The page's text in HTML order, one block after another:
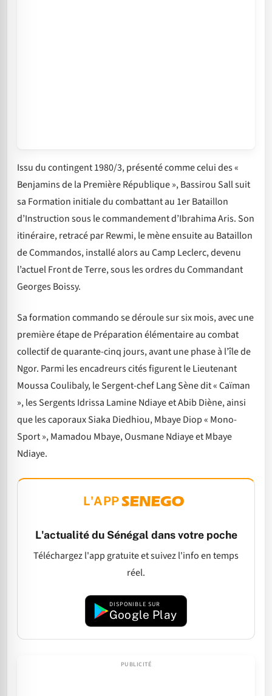
Issu du contingent 1980/3, présenté comme celui des «
Benjamins de la Première République », Bassirou Sall suit
sa Formation initiale du combattant au 1er Bataillon
d’Instruction sous le commandement d’Ibrahima Aris. Son
itinéraire, retracé par Rewmi, le mène ensuite au Bataillon
de Commandos, installé alors au Camp Leclerc, devenu
l’actuel Front de Terre, sous les ordres du Commandant
Georges Boissy.
Sa formation commando se déroule sur six mois, avec une
première étape de Préparation élémentaire au combat
collectif de quarante-cinq jours, avant une phase à l’île de
Ngor. Parmi les encadreurs cités figurent le Lieutenant
Moussa Coulibaly, le Sergent-chef Lang Sène dit « Caïman
», les Sergents Idrissa Lamine Ndiaye et Abib Diène, ainsi
que les caporaux Siaka Diedhiou, Mbaye Diop « Mono-
Sport », Mamadou Mbaye, Ousmane Ndiaye et Mbaye
Ndiaye.
L'APP
L'actualité du Sénégal dans votre poche
Téléchargez l'app gratuite et suivez l'info en temps
réel.
DISPONIBLE SUR
Google Play